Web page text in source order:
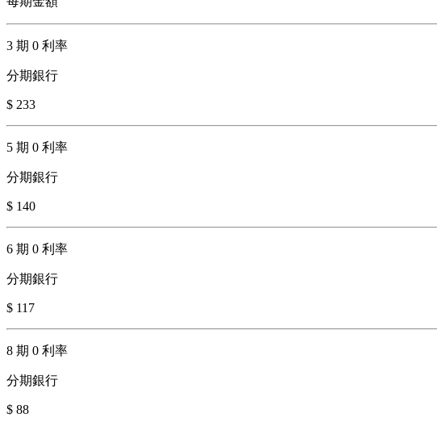
3 期 0 利率
分期銀行
$ 233
5 期 0 利率
分期銀行
$ 140
6 期 0 利率
分期銀行
$ 117
8 期 0 利率
分期銀行
$ 88